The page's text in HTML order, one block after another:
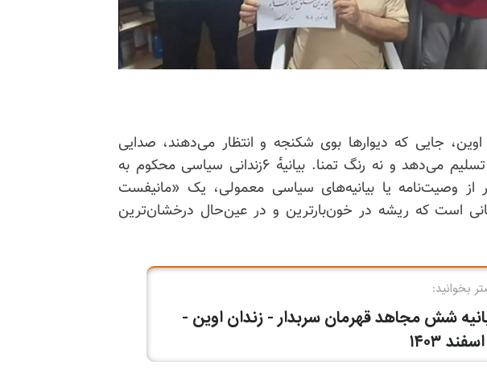
جایی که دیوارها بوی شکنجه و انتظار می‌دهند، صدایی
طنین‌انداز شده است که نه بوی تسلیم می‌دهد و نه رنگ تمنا. بیانیه‌ٔ ۶زندانی سیاسی محکوم به
۱۲ اسفند ۱۴۰۳، فراتر از وصیت‌نامه یا بیانیه‌های سیاسی معمولی، یک «مانیفست
است که ریشه در خون‌بارترین و در عین‌حال درخشان‌ترین